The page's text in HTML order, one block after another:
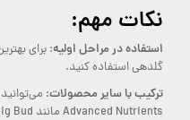
نکات مهم:
استفاده در مراحل اولیه
گلدهی استفاده کنید.
ترکیب با سایر محصولات